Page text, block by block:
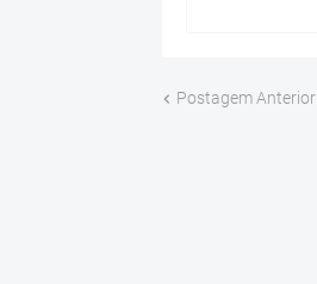
Postagem Anterior